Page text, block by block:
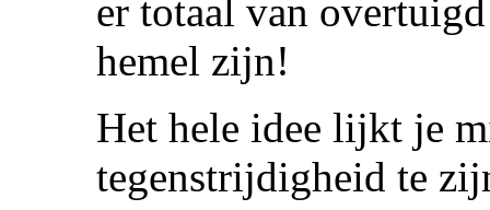
er totaal van
hemel zijn!
Het hele idee lijkt je
tegenstrijdigheid te